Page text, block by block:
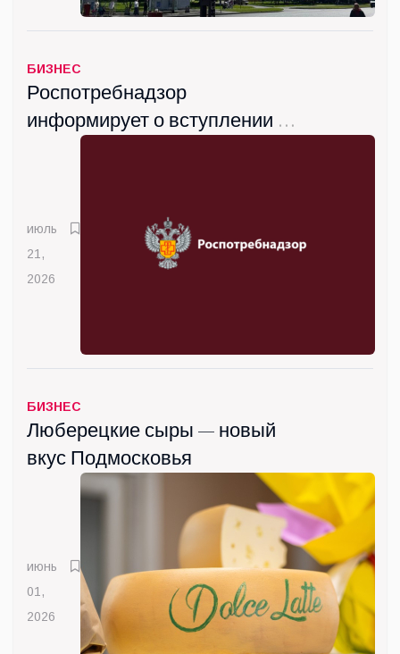
БИЗНЕС
Роспотребнадзор
информирует о вступлении с
июль
21,
2026
БИЗНЕС
Люберецкие сыры — новый
вкус Подмосковья
июнь
01,
2026